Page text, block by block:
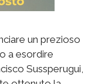
un prezioso
a esordire
Sussperugui,